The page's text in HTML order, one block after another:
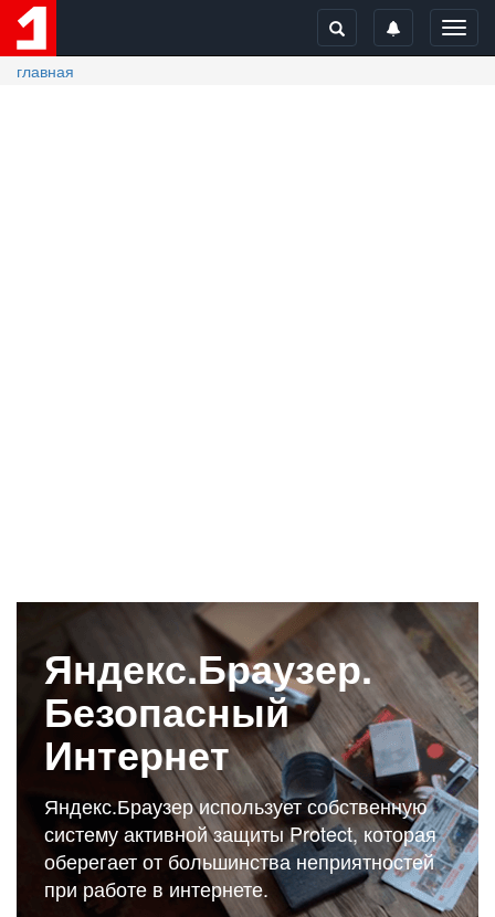
главная
Яндекс.Браузер.
Безопасный
Интернет
Яндекс.Браузер использует собственную
систему активной защиты Protect, которая
оберегает от большинства неприятностей
при работе в интернете.